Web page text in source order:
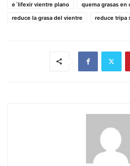
e´lifexir vientre plano
quema grasas en
reduce la grasa del vientre
reduce tripa